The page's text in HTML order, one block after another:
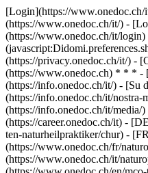
[Login](https://
(https://www.onedoc.ch/it/) -
(https://www.onedoc.ch/it/
(https://privacy.onedoc.ch/it/) -
(https://www.onedoc.ch) * * * -
(https://info.onedoc.ch/it/) - [Su
(https://info.onedoc.ch/it/nostra-
(https://info.onedoc.ch/it/media/
(https://career.onedoc.ch/it) -
ten-naturheilpraktiker/chur) -
(https://www.onedoc.ch/fr/
(https://www.onedoc.ch/it/